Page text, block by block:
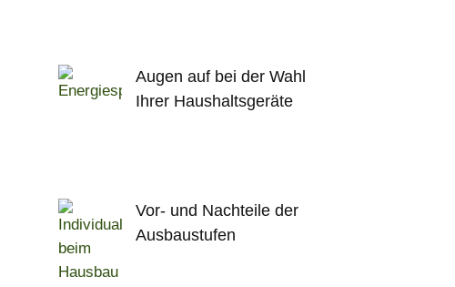
Augen auf bei der Wahl
Ihrer Haushaltsgeräte
Vor- und Nachteile der
Ausbaustufen